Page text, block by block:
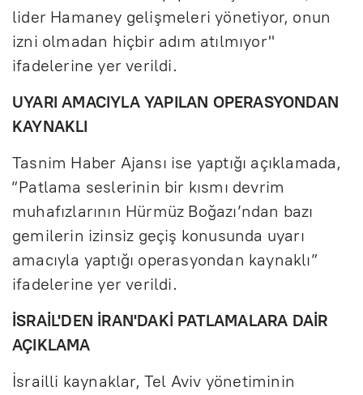
lider Hamaney gelişmeleri yönetiyor, onun
izni olmadan hiçbir adım atılmıyor"
ifadelerine yer verildi.
UYARI AMACIYLA YAPILAN OPERASYONDAN
KAYNAKLI
Tasnim Haber Ajansı ise yaptığı açıklamada,
“Patlama seslerinin bir kısmı devrim
muhafızlarının Hürmüz Boğazı’ndan bazı
gemilerin izinsiz geçiş konusunda uyarı
amacıyla yaptığı operasyondan kaynaklı”
ifadelerine yer verildi.
İSRAİL'DEN İRAN'DAKİ PATLAMALARA DAİR
AÇIKLAMA
İsrailli kaynaklar, Tel Aviv yönetiminin